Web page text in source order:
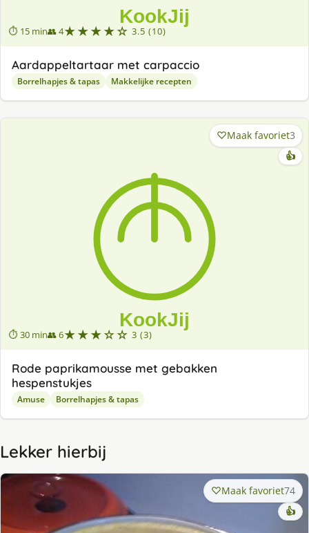
⏱ 15 min👥 4★★★★☆ 3.5 (10)
Aardappeltartaar met carpaccio
Borrelhapjes & tapas Makkelijke recepten
⏱ 30 min👥 6★★★☆☆ 3 (3)
Maak favoriet3
👍
Rode paprikamousse met gebakken
hespenstukjes
Amuse Borrelhapjes & tapas
Lekker hierbij
Maak favoriet74
👍